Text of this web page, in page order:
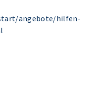
angebote/hilfen-